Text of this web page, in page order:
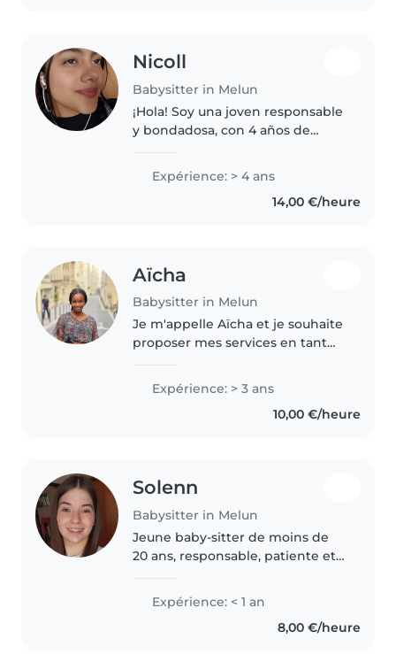
Nicoll
Babysitter in Melun
¡Hola! Soy una joven responsable
y bondadosa, con 4 años de
dibujar, leer cuentos, enseñar
idiomas y hacer manualidades...
Expérience: > 4 ans
14,00 €/heure
Aïcha
Babysitter in Melun
Je m'appelle Aïcha et je souhaite
proposer mes services en tant
première année de licence de
droit à l'université Paris Assas
antenne de Melun et je me..
Expérience: > 3 ans
10,00 €/heure
Solenn
Babysitter in Melun
Jeune baby-sitter de moins de
20 ans, responsable, patiente et
passer mon Bac professionnel
SAPAT (aide à la personne) et
mon BAFA, j'ai fait moins..
Expérience: < 1 an
8,00 €/heure